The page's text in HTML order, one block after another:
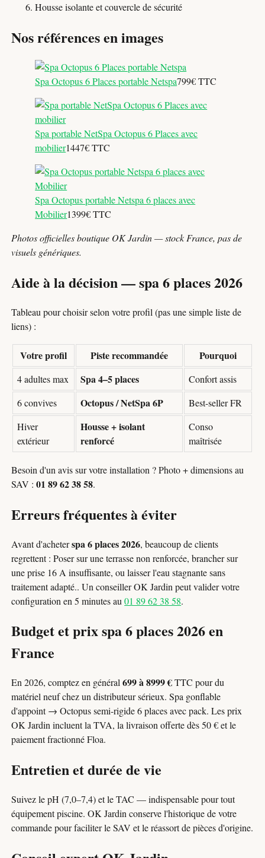
Housse isolante et couvercle de sécurité
Nos références en images
Spa Octopus 6 Places portable Netspa799€ TTC
Spa portable NetSpa Octopus 6 Places avec
mobilier1447€ TTC
Spa Octopus portable Netspa 6 places avec
Mobilier1399€ TTC
Photos officielles boutique OK Jardin — stock France, pas de
visuels génériques.
Aide à la décision — spa 6 places 2026
Tableau pour choisir selon votre profil (pas une simple liste de
liens) :
Votre profil Piste recommandée Pourquoi
4 adultes max Spa 4–5 places
Confort assis
6 convives
Octopus / NetSpa 6P
Best-seller FR
Hiver
extérieur
Housse + isolant
renforcé
Conso
maîtrisée
Besoin d'un avis sur votre installation ? Photo + dimensions au
SAV :01 89 62 38 58.
Erreurs fréquentes à éviter
Avant d'acheterspa 6 places 2026, beaucoup de clients
regrettent : Poser sur une terrasse non renforcée, brancher sur
une prise 16 A insuffisante, ou laisser l'eau stagnante sans
traitement adapté.. Un conseiller OK Jardin peut valider votre
configuration en 5 minutes au01 89 62 38 58.
Budget et prix spa 6 places 2026 en
France
En 2026, comptez en général699 à 8999 €TTC pour du
matériel neuf chez un distributeur sérieux. Spa gonflable
d'appoint → Octopus semi-rigide 6 places avec pack. Les prix
OK Jardin incluent la TVA, la livraison offerte dès 50 € et le
paiement fractionné Floa.
Entretien et durée de vie
Suivez le pH (7,0–7,4) et le TAC — indispensable pour tout
équipement piscine. OK Jardin conserve l'historique de votre
commande pour faciliter le SAV et le réassort de pièces d'origine.